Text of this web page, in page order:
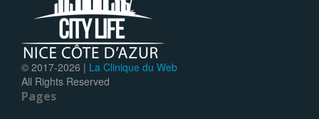
© 2017-2026 | La Clinique du Web
All Rights Reserved
Pages